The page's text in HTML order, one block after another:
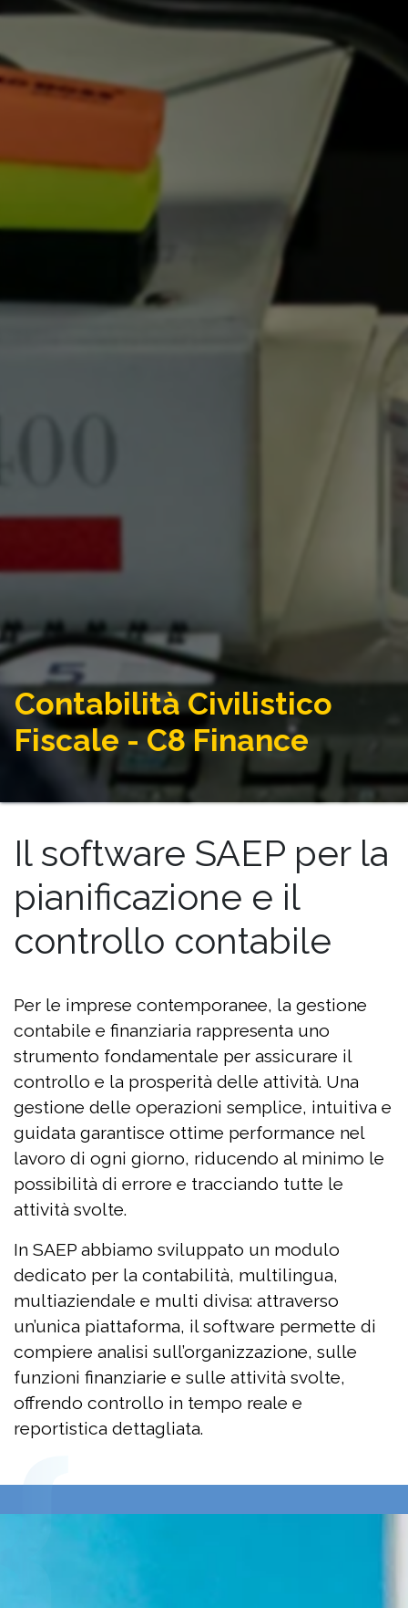
Contabilità Civilistico
Fiscale - C8 Finance
Il software SAEP per la
pianificazione e il
controllo contabile
Per le imprese contemporanee, la gestione
contabile e finanziaria rappresenta uno
strumento fondamentale per assicurare il
controllo e la prosperità delle attività. Una
gestione delle operazioni semplice, intuitiva e
guidata garantisce ottime performance nel
lavoro di ogni giorno, riducendo al minimo le
possibilità di errore e tracciando tutte le
attività svolte.
In SAEP abbiamo sviluppato un modulo
dedicato per la contabilità, multilingua,
multiaziendale e multi divisa: attraverso
un’unica piattaforma, il software permette di
compiere analisi sull’organizzazione, sulle
funzioni finanziarie e sulle attività svolte,
offrendo controllo in tempo reale e
reportistica dettagliata.